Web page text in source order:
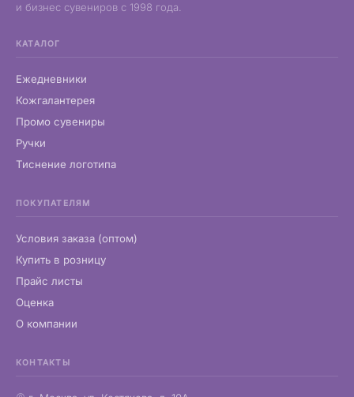
и бизнес сувениров с 1998 года.
КАТАЛОГ
Ежедневники
Кожгалантерея
Промо сувениры
Ручки
Тиснение логотипа
ПОКУПАТЕЛЯМ
Условия заказа (оптом)
Купить в розницу
Прайс листы
Оценка
О компании
КОНТАКТЫ